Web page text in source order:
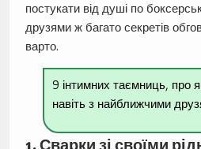
постукати від душі по
друзями ж багато секретів
варто.
9 інтимних таємниць, про
навіть з найближчими